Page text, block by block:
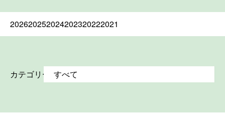
202620252024202320222021
カテゴリー